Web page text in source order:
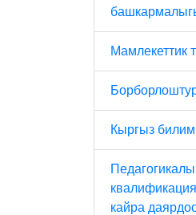
Мамлекеттик
Кыргыз
кайра